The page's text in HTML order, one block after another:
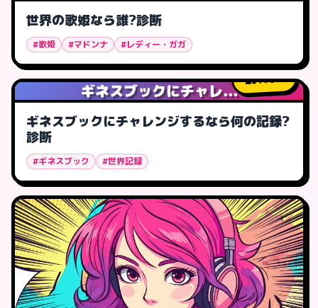
世界の歌姫なら誰?診断
#歌姫 #マドンナ #レディー・ガガ
ギネスブックにチャレ...
460人
ギネスブックにチャレンジするなら何の記録?
診断
#ギネスブック #世界記録